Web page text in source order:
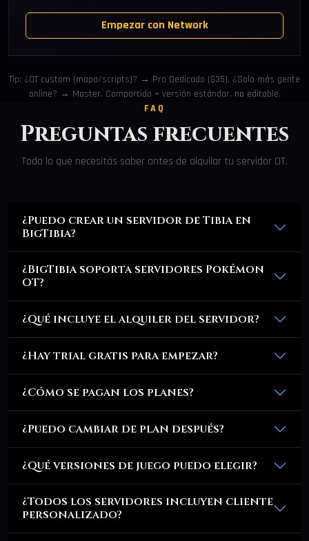
Empezar con Network
Tip: ¿OT custom (mapa/scripts)? → Pro Dedicado ($35). ¿Solo más gente
online? → Master. Compartido = versión estándar, no editable.
FAQ
Preguntas frecuentes
Todo lo que necesitás saber antes de alquilar tu servidor OT.
¿Puedo crear un servidor de Tibia en
BigTibia?
¿BigTibia soporta servidores Pokémon
OT?
¿Qué incluye el alquiler del servidor?
¿Hay trial gratis para empezar?
¿Cómo se pagan los planes?
¿Puedo cambiar de plan después?
¿Qué versiones de juego puedo elegir?
¿Todos los servidores incluyen cliente
personalizado?